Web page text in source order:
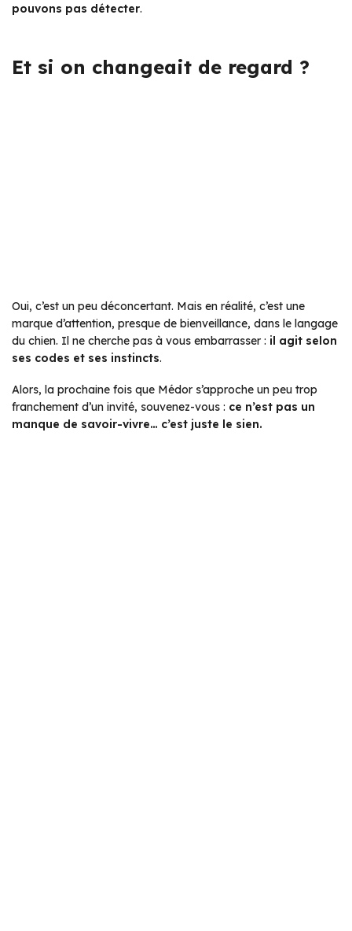
pouvons pas détecter.
Et si on changeait de regard ?
Oui, c’est un peu déconcertant. Mais en réalité, c’est une
marque d’attention, presque de bienveillance, dans le langage
du chien. Il ne cherche pas à vous embarrasser : il agit selon
ses codes et ses instincts.
Alors, la prochaine fois que Médor s’approche un peu trop
franchement d’un invité, souvenez-vous : ce n’est pas un
manque de savoir-vivre… c’est juste le sien.